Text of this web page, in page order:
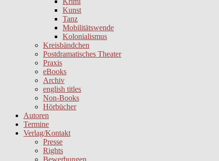
Kunst
Tanz
Mobilitätswende
Kolonialismus
Kreisbändchen
Postdramatisches Theater
Praxis
eBooks
Archiv
english titles
Non-Books
Hörbücher
Autoren
Termine
Verlag/Kontakt
Presse
Rights